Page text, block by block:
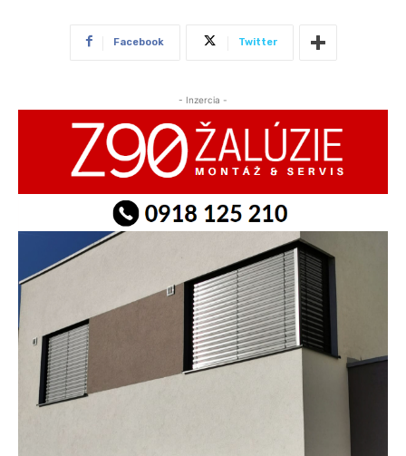
Facebook Twitter
- Inzercia -